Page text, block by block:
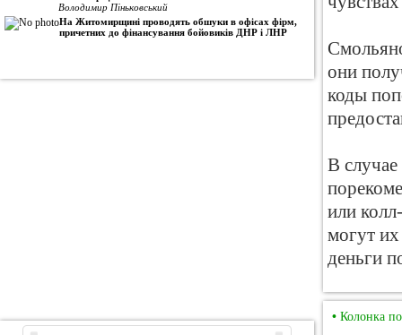
Володимир Піньковський
На Житомирщині проводять обшуки в офісах фірм,
причетних до фінансування бойовиків ДНР і ЛНР
они
коды
В
или
могут их
деньги
• Колонка